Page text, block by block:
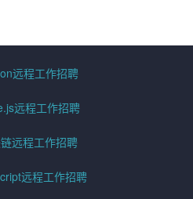
远程工作招聘
远程工作招聘
远程工作招聘
远程工作招聘